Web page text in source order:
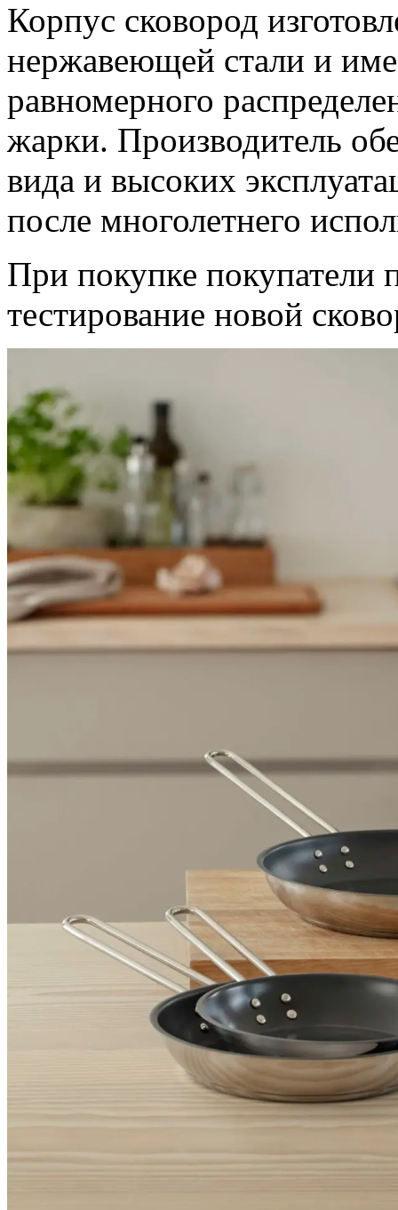
Корпус сковород
нержавеющей стали и
равномерного
жарки. Производитель
вида и высоких
после многолетнего
При покупке покупатели
тестирование новой